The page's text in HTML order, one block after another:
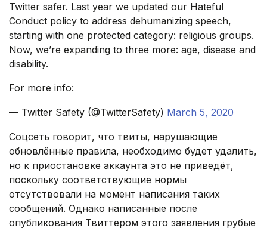
Twitter safer. Last year we updated our Hateful
Conduct policy to address dehumanizing speech,
starting with one protected category: religious groups.
Now, we’re expanding to three more: age, disease and
disability.
For more info:
— Twitter Safety (@TwitterSafety) March 5, 2020
Соцсеть говорит, что твиты, нарушающие
обновлённые правила, необходимо будет удалить,
но к приостановке аккаунта это не приведёт,
поскольку соответствующие нормы
отсутствовали на момент написания таких
сообщений. Однако написанные после
опубликования Твиттером этого заявления грубые